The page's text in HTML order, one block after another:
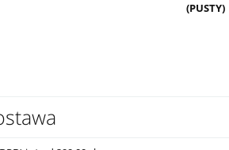
(PUSTY)